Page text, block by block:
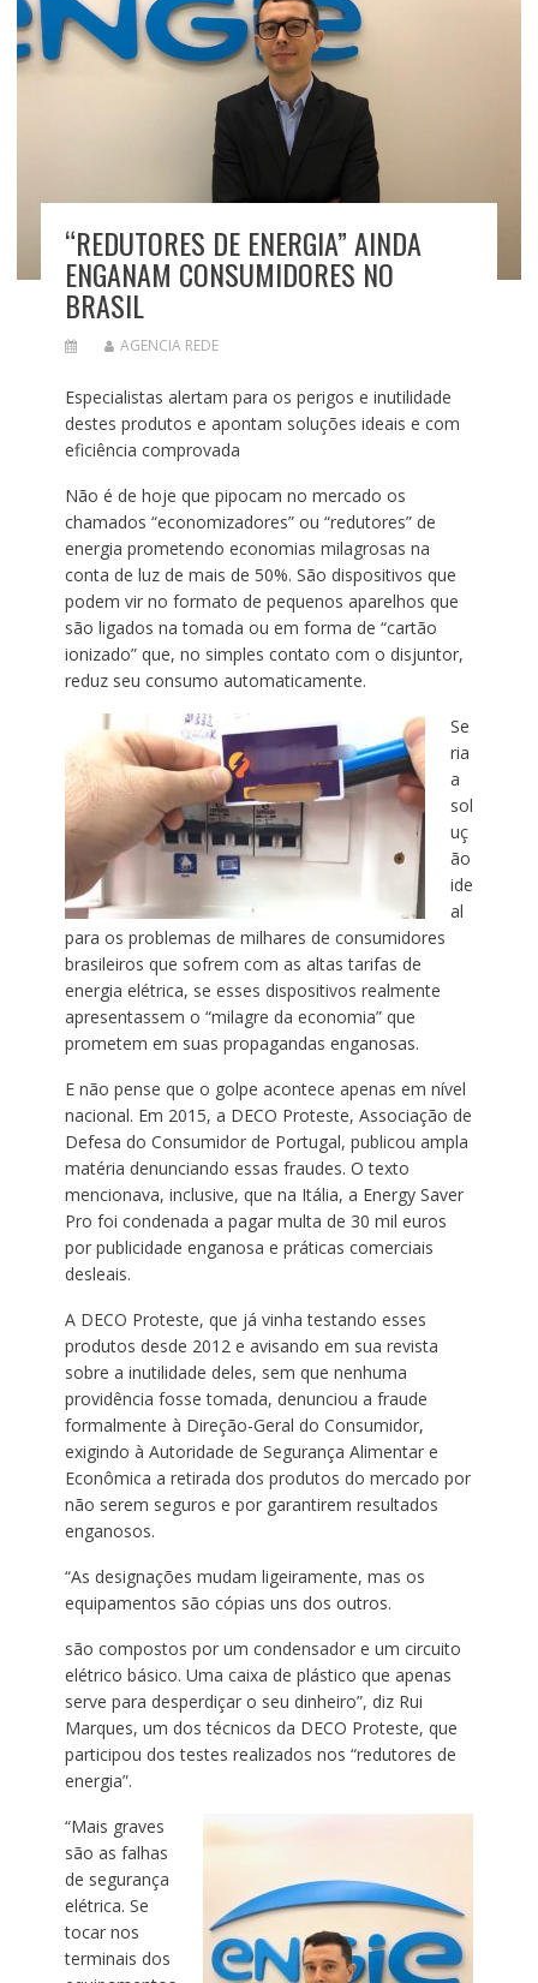
“REDUTORES DE ENERGIA” AINDA
ENGANAM CONSUMIDORES NO
BRASIL
AGENCIA REDE
Especialistas alertam para os perigos e inutilidade
destes produtos e apontam soluções ideais e com
eficiência comprovada
Não é de hoje que pipocam no mercado os
chamados “economizadores” ou “redutores” de
energia prometendo economias milagrosas na
conta de luz de mais de 50%. São dispositivos que
podem vir no formato de pequenos aparelhos que
são ligados na tomada ou em forma de “cartão
ionizado” que, no simples contato com o disjuntor,
reduz seu consumo automaticamente.
Se
ria
a
sol
uç
ão
ide
al
para os problemas de milhares de consumidores
brasileiros que sofrem com as altas tarifas de
energia elétrica, se esses dispositivos realmente
apresentassem o “milagre da economia” que
prometem em suas propagandas enganosas.
E não pense que o golpe acontece apenas em nível
nacional. Em 2015, a DECO Proteste, Associação de
Defesa do Consumidor de Portugal, publicou ampla
matéria denunciando essas fraudes. O texto
mencionava, inclusive, que na Itália, a Energy Saver
Pro foi condenada a pagar multa de 30 mil euros
por publicidade enganosa e práticas comerciais
desleais.
A DECO Proteste, que já vinha testando esses
produtos desde 2012 e avisando em sua revista
sobre a inutilidade deles, sem que nenhuma
providência fosse tomada, denunciou a fraude
formalmente à Direção-Geral do Consumidor,
exigindo à Autoridade de Segurança Alimentar e
Econômica a retirada dos produtos do mercado por
não serem seguros e por garantirem resultados
enganosos.
“As designações mudam ligeiramente, mas os
equipamentos são cópias uns dos outros.
são compostos por um condensador e um circuito
elétrico básico. Uma caixa de plástico que apenas
serve para desperdiçar o seu dinheiro”, diz Rui
Marques, um dos técnicos da DECO Proteste, que
participou dos testes realizados nos “redutores de
energia”.
“Mais graves
são as falhas
de segurança
elétrica. Se
tocar nos
terminais dos